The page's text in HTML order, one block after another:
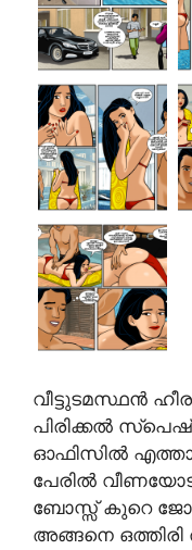
വീട്ടുടമസ്ഥൻ
പിരിക്കൽ
ഓഫിസിൽ
പേരിൽ
ബോസ്സ് കുറെ
അങ്ങനെ